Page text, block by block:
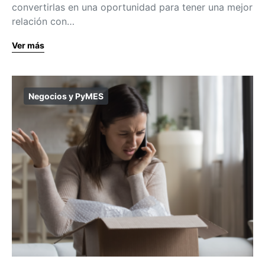
convertirlas en una oportunidad para tener una mejor
relación con…
Ver más
Negocios y PyMES